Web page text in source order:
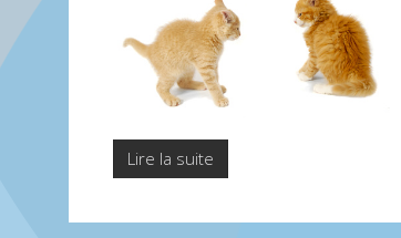
Lire la suite